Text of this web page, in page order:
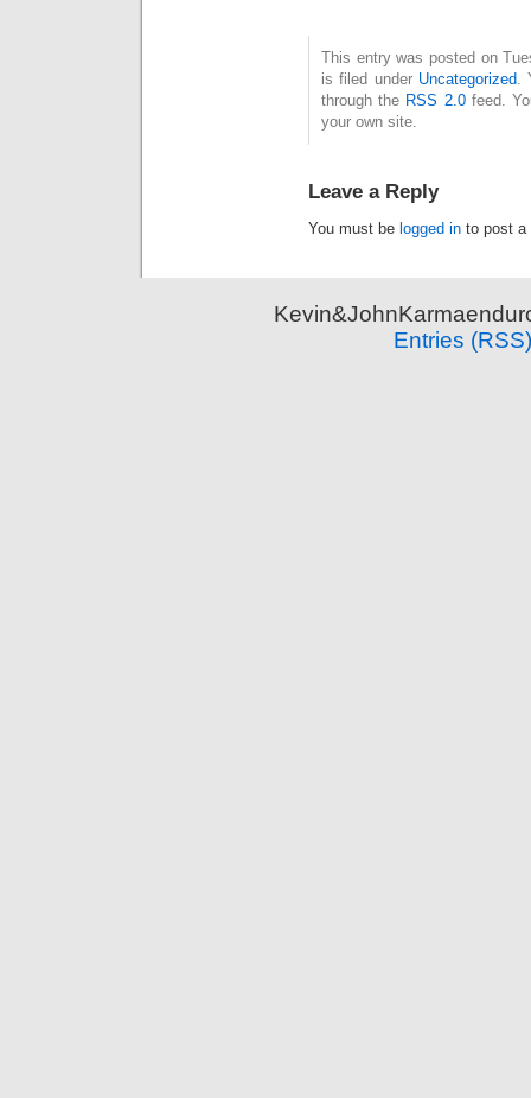
This entry was posted on
is filed under Uncategorized.
through the RSS 2.0feed.
your own site.
Leave a Reply
You must be logged in to post a
Entries (RSS)